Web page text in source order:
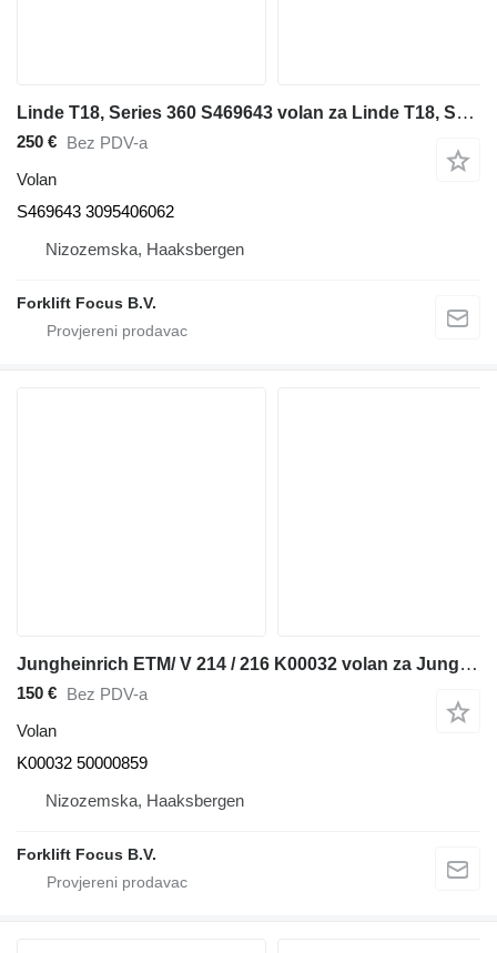
Linde T18, Series 360 S469643 volan za Linde T18, Series 360 paletnog viljuškara
250 € Bez PDV-a
Volan
S469643 3095406062
Nizozemska, Haaksbergen
Forklift Focus B.V.
Jungheinrich ETM/ V 214 / 216 K00032 volan za Jungheinrich ETM/ V 214 / 216 paletnog viljuškara
150 € Bez PDV-a
Volan
K00032 50000859
Nizozemska, Haaksbergen
Forklift Focus B.V.